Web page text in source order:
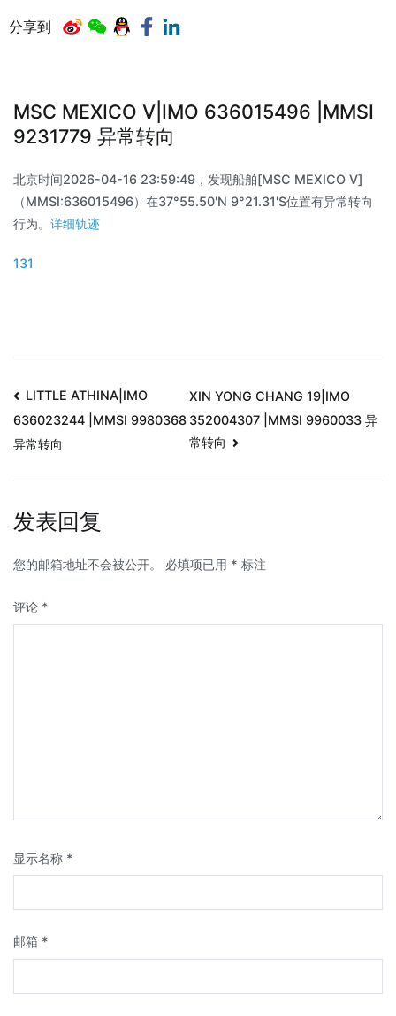
分享到
MSC MEXICO V|IMO 636015496 |MMSI
9231779 异常转向
北京时间2026-04-16 23:59:49，发现船舶[MSC MEXICO V]
（MMSI:636015496）在37°55.50'N 9°21.31'S位置有异常转向
行为。 详细轨迹
131
LITTLE ATHINA|IMO
636023244 |MMSI 9980368
异常转向
XIN YONG CHANG 19|IMO
352004307 |MMSI 9960033 异
常转向
发表回复
您的邮箱地址不会被公开。 必填项已用 * 标注
评论 *
显示名称 *
邮箱 *